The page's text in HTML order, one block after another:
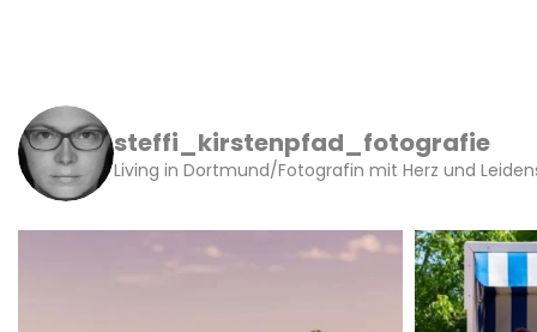
steffi_kirstenpfad_fotografie
Living in Dortmund/Fotografin mit Herz und